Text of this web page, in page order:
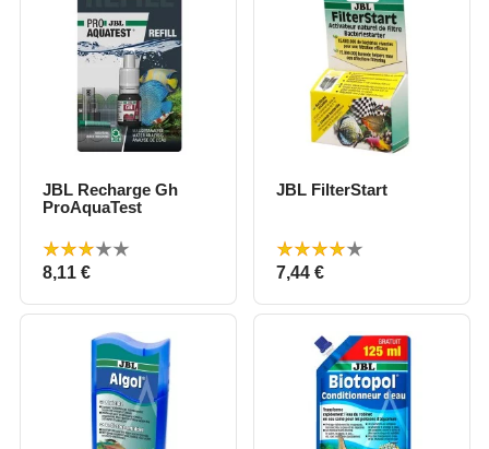
JBL Recharge Gh
ProAquaTest
Prix
8,11 €
JBL FilterStart
Prix
7,44 €